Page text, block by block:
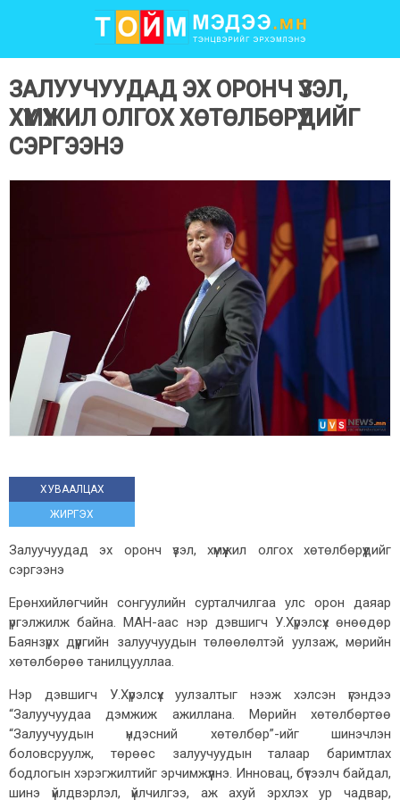
ЗАЛУУЧУУДАД ЭХ ОРОНЧ ҮЗЭЛ,
ХҮМҮҮЖИЛ ОЛГОХ ХӨТӨЛБӨРҮҮДИЙГ
СЭРГЭЭНЭ
ХУВААЛЦАХ
ЖИРГЭХ
Залуучуудад эх оронч үзэл, хүмүүжил олгох хөтөлбөрүүдийг
сэргээнэ
Ерөнхийлөгчийн сонгуулийн сурталчилгаа улс орон даяар
үргэлжилж байна. МАН-аас нэр дэвшигч У.Хүрэлсүх өнөөдөр
Баянзүрх дүүргийн залуучуудын төлөөлөлтэй уулзаж, мөрийн
хөтөлбөрөө танилцууллаа.
Нэр дэвшигч У.Хүрэлсүх уулзалтыг нээж хэлсэн үгэндээ
“Залуучуудаа дэмжиж ажиллана. Мөрийн хөтөлбөртөө
“Залуучуудын үндэсний хөтөлбөр”-ийг шинэчлэн
боловсруулж, төрөөс залуучуудын талаар баримтлах
бодлогын хэрэгжилтийг эрчимжүүлнэ. Инновац, бүтээлч байдал,
шинэ үйлдвэрлэл, үйлчилгээ, аж ахуй эрхлэх ур чадвар,